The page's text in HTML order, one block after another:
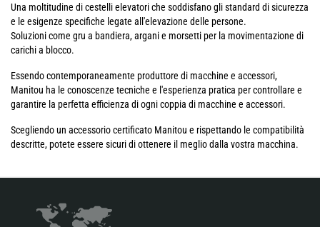
Una moltitudine di cestelli elevatori che soddisfano gli standard di sicurezza
e le esigenze specifiche legate all'elevazione delle persone.
Soluzioni come gru a bandiera, argani e morsetti per la movimentazione di
carichi a blocco.
Essendo contemporaneamente produttore di macchine e accessori,
Manitou ha le conoscenze tecniche e l'esperienza pratica per controllare e
garantire la perfetta efficienza di ogni coppia di macchine e accessori.
Scegliendo un accessorio certificato Manitou e rispettando le compatibilità
descritte, potete essere sicuri di ottenere il meglio dalla vostra macchina.